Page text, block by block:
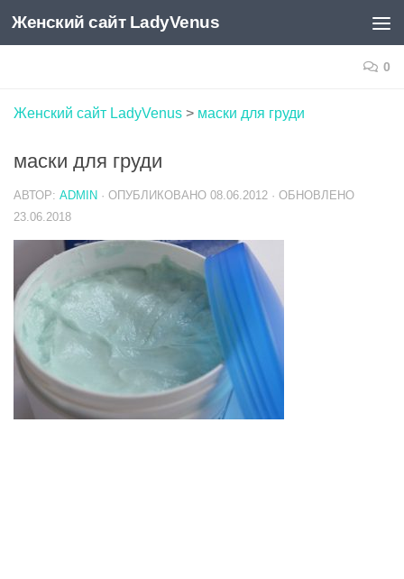
Skip to content
Женский сайт LadyVenus
0
Женский сайт LadyVenus > маски для груди
маски для груди
АВТОР: ADMIN · ОПУБЛИКОВАНО 08.06.2012 · ОБНОВЛЕНО
23.06.2018